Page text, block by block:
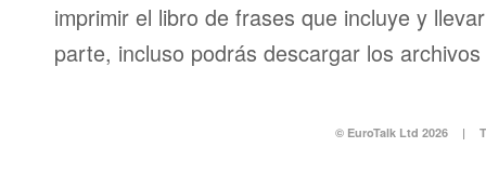
imprimir el libro de frases que incluye y
parte, incluso podrás descargar los
© EuroTalk Ltd 2026 |